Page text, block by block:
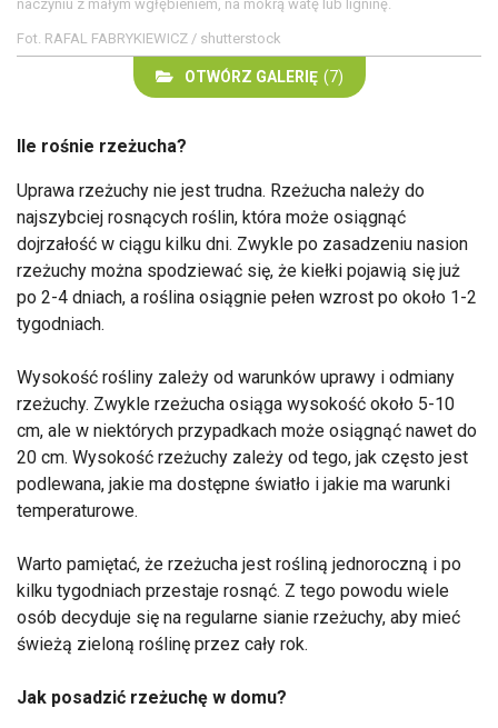
naczyniu z małym wgłębieniem, na mokrą watę lub ligninę.
Fot. RAFAL FABRYKIEWICZ / shutterstock
OTWÓRZ GALERIĘ (7)
Ile rośnie rzeżucha?
Uprawa rzeżuchy nie jest trudna. Rzeżucha należy do
najszybciej rosnących roślin, która może osiągnąć
dojrzałość w ciągu kilku dni. Zwykle po zasadzeniu nasion
rzeżuchy można spodziewać się, że kiełki pojawią się już
po 2-4 dniach, a roślina osiągnie pełen wzrost po około 1-2
tygodniach.
Wysokość rośliny zależy od warunków uprawy i odmiany
rzeżuchy. Zwykle rzeżucha osiąga wysokość około 5-10
cm, ale w niektórych przypadkach może osiągnąć nawet do
20 cm. Wysokość rzeżuchy zależy od tego, jak często jest
podlewana, jakie ma dostępne światło i jakie ma warunki
temperaturowe.
Warto pamiętać, że rzeżucha jest rośliną jednoroczną i po
kilku tygodniach przestaje rosnąć. Z tego powodu wiele
osób decyduje się na regularne sianie rzeżuchy, aby mieć
świeżą zieloną roślinę przez cały rok.
Jak posadzić rzeżuchę w domu?